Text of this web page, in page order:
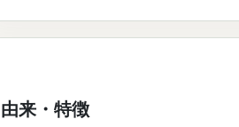
由来・特徴